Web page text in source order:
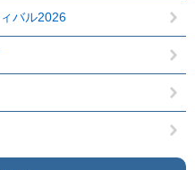
バル2026